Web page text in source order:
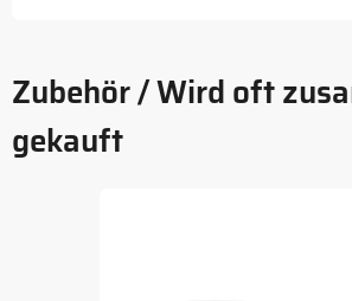
Zubehör / Wird oft
gekauft